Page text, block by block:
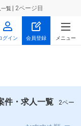
一覧 | 2ページ目
グイン 会員登録 メニュー
件・求人一覧
2ペー